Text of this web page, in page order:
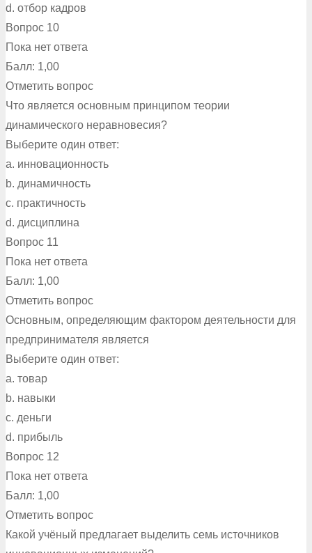
d. отбор кадров
Вопрос 10
Пока нет ответа
Балл: 1,00
Отметить вопрос
Что является основным принципом теории
динамического неравновесия?
Выберите один ответ:
a. инновационность
b. динамичность
c. практичность
d. дисциплина
Вопрос 11
Пока нет ответа
Балл: 1,00
Отметить вопрос
Основным, определяющим фактором деятельности для
предпринимателя является
Выберите один ответ:
a. товар
b. навыки
c. деньги
d. прибыль
Вопрос 12
Пока нет ответа
Балл: 1,00
Отметить вопрос
Какой учёный предлагает выделить семь источников